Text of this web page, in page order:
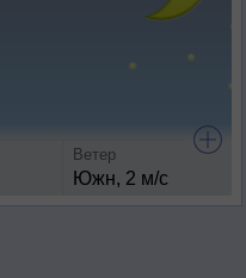
Ветер
Южн, 2 м/с